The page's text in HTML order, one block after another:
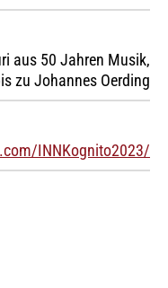
aus 50 Jahren Musik,
zu Johannes Oerding
INNKognito2023/